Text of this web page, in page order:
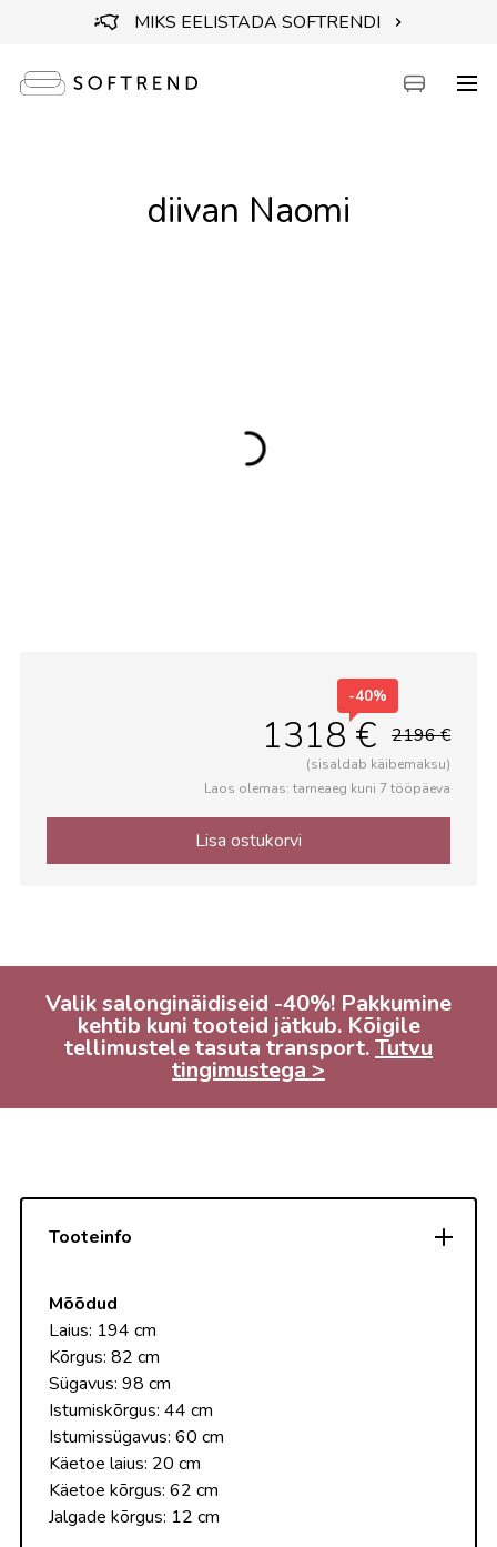
MIKS EELISTADA SOFTRENDI
diivan Naomi
1318 €
-40%
2196 €
(sisaldab käibemaksu)
Laos olemas: tarneaeg kuni 7 tööpäeva
Lisa ostukorvi
Valik salonginäidiseid -40%! Pakkumine
kehtib kuni tooteid jätkub. Kõigile
tellimustele tasuta transport.Tutvu
tingimustega >
Tooteinfo
Mõõdud
Laius: 194 cm
Kõrgus: 82 cm
Sügavus: 98 cm
Istumiskõrgus: 44 cm
Istumissügavus: 60 cm
Käetoe laius: 20 cm
Käetoe kõrgus: 62 cm
Jalgade kõrgus: 12 cm